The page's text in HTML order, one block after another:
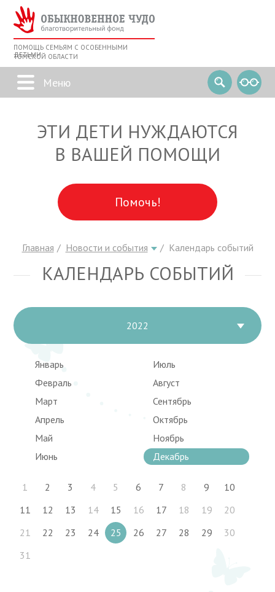
ПОМОЩЬ СЕМЬЯМ С ОСОБЕННЫМИ
ДЕТЬМИ
ТОМСКОЙ ОБЛАСТИ
ЭТИ ДЕТИ НУЖДАЮТСЯ
В ВАШЕЙ ПОМОЩИ
Помочь!
Главная Новости и события Календарь событий
КАЛЕНДАРЬ СОБЫТИЙ
2022
Январь
Февраль
Март
Апрель
Май
Июнь
Июль
Август
Сентябрь
Октябрь
Ноябрь
Декабрь
1 2 3 4 5 6 7 8 9
10
11
12 13 14 15 16 17 18 19
20
21
22 23 24 25 26 27 28 29
30
31